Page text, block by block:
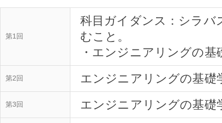
第1回
科目ガイダンス：シラバ
むこと。
第2回 エンジニアリングの基
第3回 エンジニアリングの基